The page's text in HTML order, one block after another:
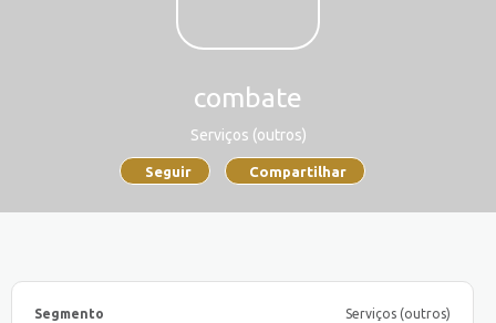
combate
Serviços (outros)
Seguir Compartilhar
Segmento Serviços (outros)